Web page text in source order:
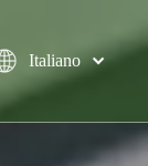
Italiano
Türk dili
Polski
Tiếng Việt